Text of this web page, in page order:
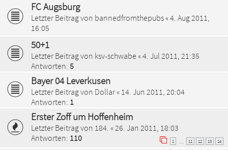
FC Augsburg
Letzter Beitrag von bannedfromthepubs«4. Aug 2011,
16:05
50+1
Letzter Beitrag von ksv-schwabe «4. Jul 2011, 21:35
Antworten: 5
Bayer 04 Leverkusen
Letzter Beitrag von Dollar« 14. Jun 2011, 20:04
Antworten: 1
Erster Zoff um Hoffenheim
Letzter Beitrag von 184. «26. Jan 2011, 18:03
Antworten: 110 1 … 11 12 13 14